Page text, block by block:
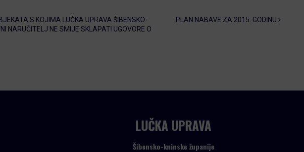
S KOJIMA LUČKA UPRAVA ŠIBENSKO-
NARUČITELJ NE SMIJE SKLAPATI UGOVORE O
PLAN NABAVE ZA 2015. GODINU
LUČKA UPRAVA
Šibensko-kninske županije